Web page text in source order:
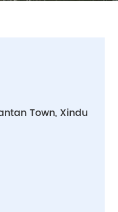
Town, Xindu